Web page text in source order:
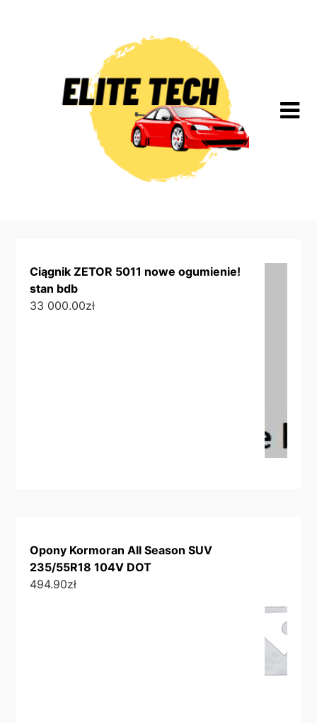
Ciągnik ZETOR 5011 nowe ogumienie!
stan bdb
33 000.00zł
Opony Kormoran All Season SUV
235/55R18 104V DOT
494.90zł